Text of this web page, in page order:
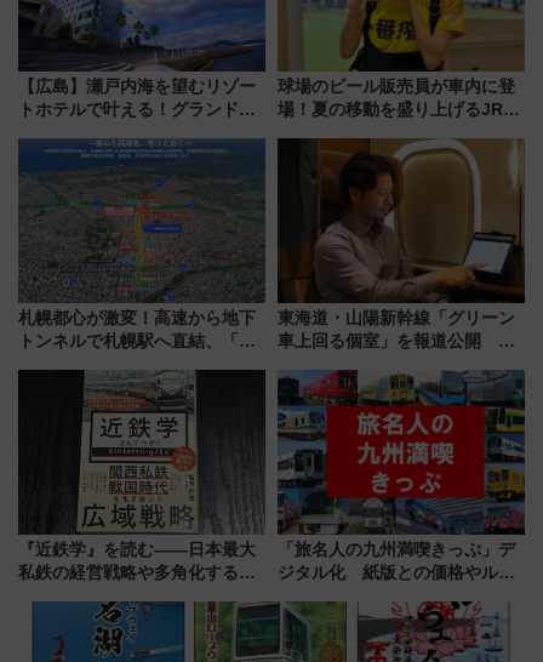
【広島】瀬戸内海を望むリゾー
トホテルで叶える！グランドプ
ディング＆カジュアルパーティ
ープラン
球場のビール販売員が車内に登
場！夏の移動を盛り上げるJR九
月7日限定 ソフトバンクホーク
スとコラボ
札幌都心が激変！高速から地下
トンネルで札幌駅へ直結、「創
から本格着工、延長4.8km整備
事業の全貌
東海道・山陽新幹線「グリーン
車上回る個室」を報道公開 プ
『近鉄学』を読む――日本最大
私鉄の経営戦略や多角化する事
にする一冊
「旅名人の九州満喫きっぷ」デ
ジタル化 紙版との価格やルー